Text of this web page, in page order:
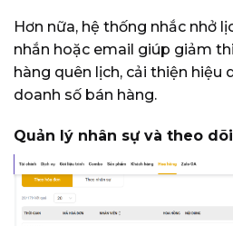
Hơn nữa, hệ thống nhắc nhở
nhắn hoặc email giúp giảm
hàng quên lịch, cải thiện hiệu
doanh số bán hàng.
Quản lý nhân sự và theo